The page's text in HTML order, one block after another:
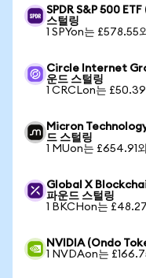
SPDR S&P 500
스털링
1 SPYon는 £578.55
Circle Internet
운드 스털링
1 CRCLon는
Micron
드 스털링
1 MUon는 £654.91
Global X
파운드 스털링
1 BKCHon는
NVIDIA (Ondo
1 NVDAon는